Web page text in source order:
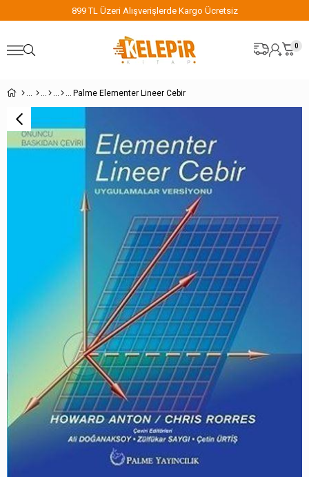
899 TL Üzeri Alışverişlerde Kargo Ücretsiz
0
Palme Elementer Lineer Cebir